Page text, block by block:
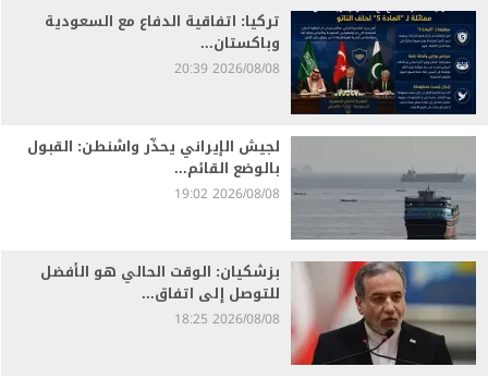
تركيا: اتفاقية الدفاع مع السعودية
وباكستان...
2026/08/08 20:39
لجيش الإيراني يحذّر واشنطن: القبول
بالوضع القائم...
2026/08/08 19:02
بزشكيان: الوقت الحالي هو الأفضل
للتوصل إلى اتفاق...
2026/08/08 18:25